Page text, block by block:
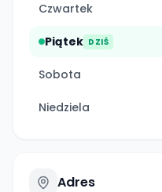
Czwartek
Piątek DZIŚ
Sobota
Niedziela
Adres